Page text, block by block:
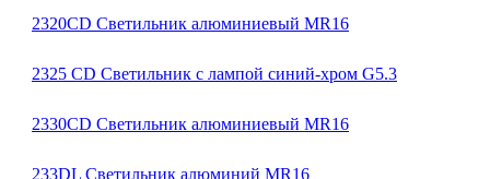
2320CD Светильник алюминиевый MR16
2325 CD Светильник с лампой синий-хром G5.3
2330CD Светильник алюминиевый MR16
233DL Светильник алюминий MR16